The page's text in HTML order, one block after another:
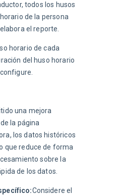
todos los husos
de la persona
el reporte.
horario de cada
del huso horario
una mejora
la página
los datos históricos
que reduce de forma
sobre la
de los datos.
Considere el